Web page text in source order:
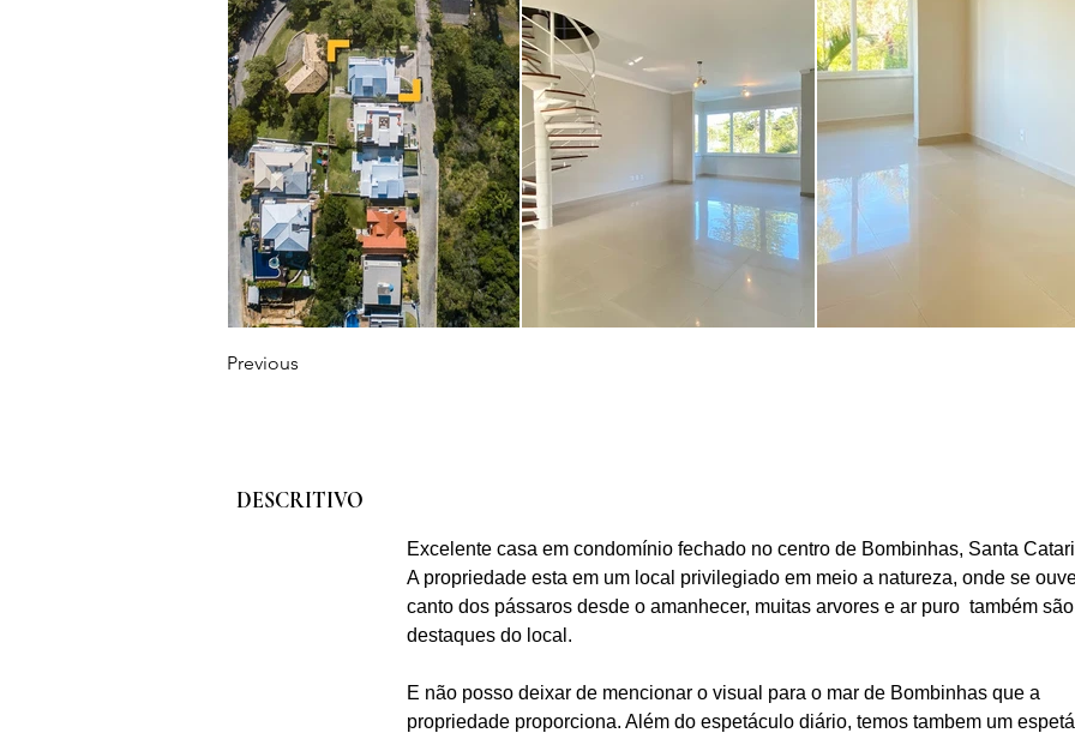
Previous
DESCRITIVO
Excelente casa em condomínio fechado no centro de Bombinhas, Santa
A propriedade esta em um local privilegiado em meio a natureza, onde se
canto dos pássaros desde o amanhecer, muitas arvores e ar puro  também
destaques do local.
E não posso deixar de mencionar o visual para o mar de Bombinhas que a
propriedade proporciona. Além do espetáculo diário, temos tambem um